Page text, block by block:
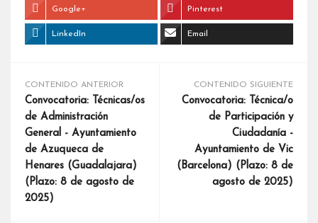
Google+ Pinterest
LinkedIn Email
CONTENIDO ANTERIOR
Convocatoria: Técnicas/os
de Administración
General - Ayuntamiento
de Azuqueca de
Henares (Guadalajara)
(Plazo: 8 de agosto de
2025)
CONTENIDO SIGUIENTE
Convocatoria: Técnica/o
de Participación y
Ciudadanía -
Ayuntamiento de Vic
(Barcelona) (Plazo: 8 de
agosto de 2025)